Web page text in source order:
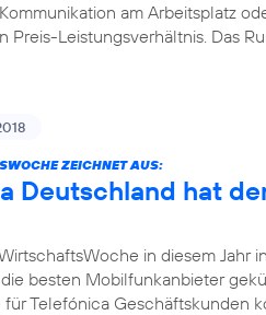
am Arbeitsplatz
Preis-Leistungsverhältnis. Das
ZEICHNET AUS:
Deutschland hat
in diesem Jahr
besten Mobilfunkanbieter
für Telefónica Geschäftskunden